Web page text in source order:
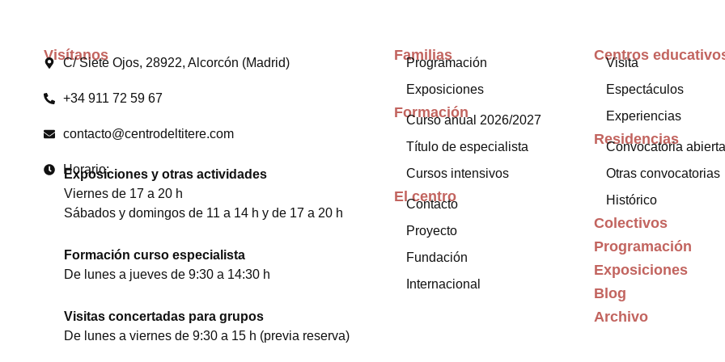
Visítanos
C/ Siete Ojos, 28922, Alcorcón (Madrid)
+34 911 72 59 67
contacto@centrodeltitere.com
Horario:
Exposiciones y otras actividades
Viernes de 17 a 20 h
Sábados y domingos de 11 a 14 h y de 17 a 20 h
Formación curso especialista
De lunes a jueves de 9:30 a 14:30 h
Visitas concertadas para grupos
De lunes a viernes de 9:30 a 15 h (previa reserva)
Familias
Programación
Exposiciones
Formación
Curso anual 2026/2027
Título de especialista
Cursos intensivos
El centro
Contacto
Proyecto
Fundación
Internacional
Centros
Visita
Espectáculos
Experiencias
Residencias
Convocatoria abierta
Otras convocatorias
Histórico
Colectivos
Programación
Exposiciones
Blog
Archivo